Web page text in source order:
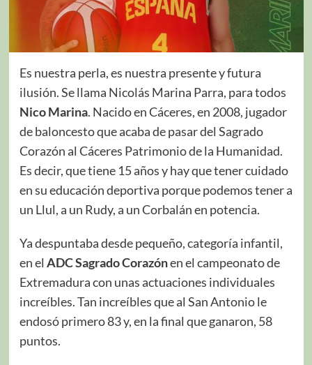
Es nuestra perla, es nuestra presente y futura
ilusión. Se llama Nicolás Marina Parra, para todos
Nico Marina. Nacido en Cáceres, en 2008, jugador
de baloncesto que acaba de pasar del Sagrado
Corazón al Cáceres Patrimonio de la Humanidad.
Es decir, que tiene 15 años y hay que tener cuidado
en su educación deportiva porque podemos tener a
un Llul, a un Rudy, a un Corbalán en potencia.
Ya despuntaba desde pequeño, categoría infantil,
en el ADC Sagrado Corazónen el campeonato de
Extremadura con unas actuaciones individuales
increíbles. Tan increíbles que al San Antonio le
endosó primero 83 y, en la final que ganaron, 58
puntos.